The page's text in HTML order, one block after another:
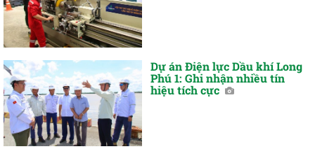
Dự án Điện lực Dầu khí Long
Phú 1: Ghi nhận nhiều tín
hiệu tích cực